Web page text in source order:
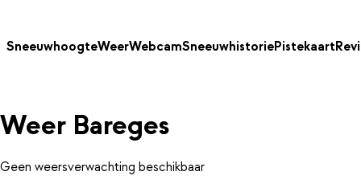
SneeuwhoogteWeerWebcamSneeuwhistoriePistekaart
Weer Bareges
Geen weersverwachting beschikbaar